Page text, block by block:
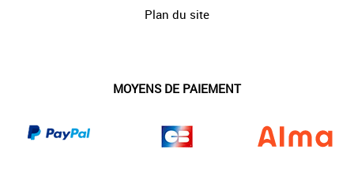
Plan du site
MOYENS DE PAIEMENT